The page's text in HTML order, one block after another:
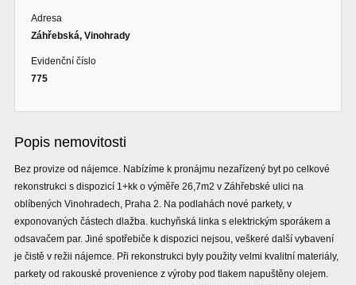
Adresa
Záhřebská, Vinohrady
Evidenční číslo
775
Popis nemovitosti
Bez provize od nájemce. Nabízíme k pronájmu nezařízený byt po celkové
rekonstrukci s dispozicí 1+kk o výměře 26,7m2 v Záhřebské ulici na
oblíbených Vinohradech, Praha 2. Na podlahách nové parkety, v
exponovaných částech dlažba. kuchyňská linka s elektrickým sporákem a
odsavačem par. Jiné spotřebiče k dispozici nejsou, veškeré další vybavení
je čistě v režii nájemce. Při rekonstrukci byly použity velmi kvalitní materiály,
parkety od rakouské provenience z výroby pod tlakem napuštěny olejem.